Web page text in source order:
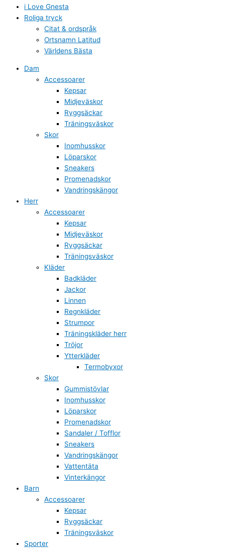
i Love Gnesta
Roliga tryck
Citat & ordspråk
Ortsnamn Latitud
Världens Bästa
Dam
Accessoarer
Kepsar
Midjeväskor
Ryggsäckar
Träningsväskor
Skor
Inomhusskor
Löparskor
Sneakers
Promenadskor
Vandringskängor
Herr
Accessoarer
Kepsar
Midjeväskor
Ryggsäckar
Träningsväskor
Kläder
Badkläder
Jackor
Linnen
Regnkläder
Strumpor
Träningskläder herr
Tröjor
Ytterkläder
Termobyxor
Skor
Gummistövlar
Inomhusskor
Löparskor
Promenadskor
Sandaler / Tofflor
Sneakers
Vandringskängor
Vattentäta
Vinterkängor
Barn
Accessoarer
Kepsar
Ryggsäckar
Träningsväskor
Sporter